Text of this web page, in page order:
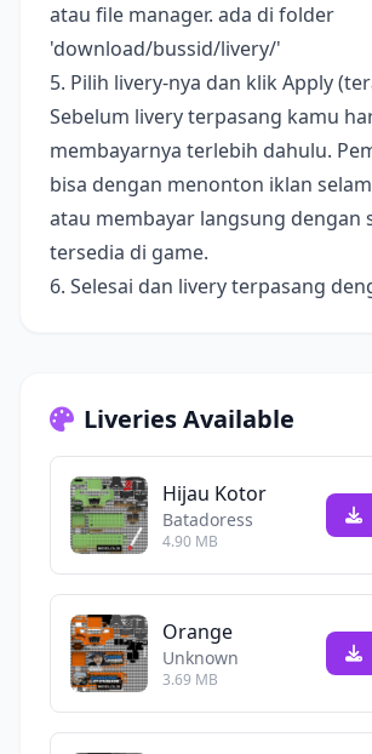
atau file manager. ada di folder
'download/bussid/livery/'
5. Pilih livery-nya dan klik Apply
Sebelum livery terpasang kamu
membayarnya terlebih dahulu.
bisa dengan menonton iklan
atau membayar langsung dengan
tersedia di game.
6. Selesai dan livery terpasang
Liveries Available
Hijau Kotor
Batadoress
4.90 MB
Orange
Unknown
3.69 MB